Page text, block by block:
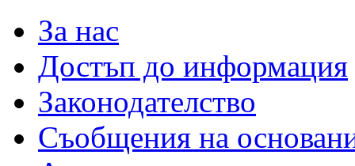
За нас
Достъп до информация
Законодателство
Съобщения на